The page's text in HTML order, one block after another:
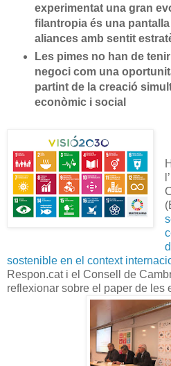
experimentat una gran
filantropia és una
aliances amb sentit
Les pimes no han de
negoci com una
partint de la creació
econòmic i social
sostenible en el context
Respon.cat i el Consell de
reflexionar sobre el paper de les